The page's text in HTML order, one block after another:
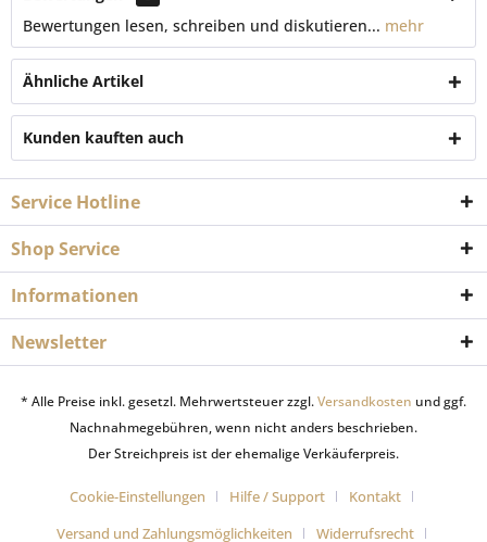
Bewertungen lesen, schreiben und diskutieren... mehr
Ähnliche Artikel
Kunden kauften auch
Service Hotline
Shop Service
Informationen
Newsletter
* Alle Preise inkl. gesetzl. Mehrwertsteuer zzgl.Versandkosten und ggf.
Nachnahmegebühren, wenn nicht anders beschrieben.
Der Streichpreis ist der ehemalige Verkäuferpreis.
Cookie-Einstellungen Hilfe / Support
Kontakt
Versand und Zahlungsmöglichkeiten
Widerrufsrecht